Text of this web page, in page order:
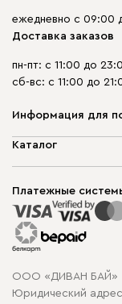
ежедневно с 09:00
Доставка заказов
пн-пт: с 11:00 до
сб-вс: с 11:00 до
Информация для
О компании
Способы оплаты
Рассрочка и кредит
Гарантия
Карта сайта
Политика
Политика в
Каталог
Корпусная мебель
Распродажа мебели
Платежные
ООО «ДИВАН БАЙ»
Юридический